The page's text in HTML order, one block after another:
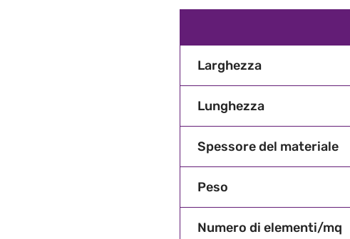
Larghezza
Lunghezza
Spessore del materiale
Peso
Numero di elementi/mq